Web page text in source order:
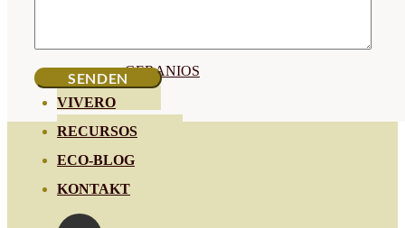
GERANIOS
VIVERO
RECURSOS
ECO-BLOG
KONTAKT